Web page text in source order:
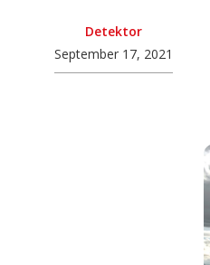
Detektor
September 17, 2021